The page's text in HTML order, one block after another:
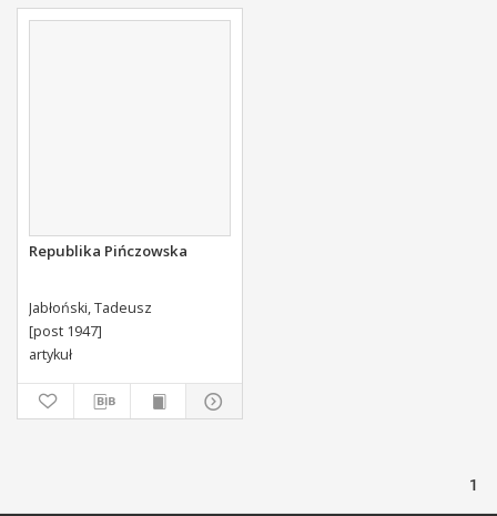
Republika Pińczowska
Jabłoński, Tadeusz
[post 1947]
artykuł
1